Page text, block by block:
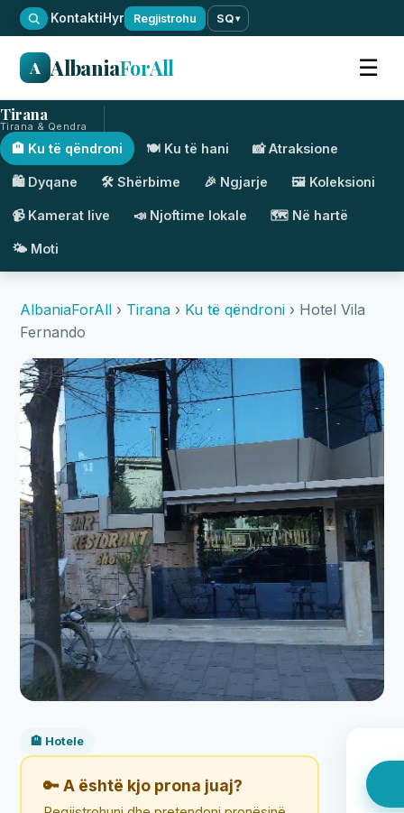
·KontaktiHyr Regjistrohu SQ▾
A AlbaniaForAll ☰
Tirana
Tirana & Qendra
🏨 Ku të qëndroni 🍽️ Ku të hani 📸 Atraksione
🛍️ Dyqane 🛠️ Shërbime 🎉 Ngjarje 🖼️ Koleksioni
📹 Kamerat live 📣 Njoftime lokale 🗺️ Në hartë
🌤️ Moti
AlbaniaForAll › Tirana › Ku të qëndroni › Hotel Vila
Fernando
🏨 Hotele
🔑 A është kjo prona juaj?